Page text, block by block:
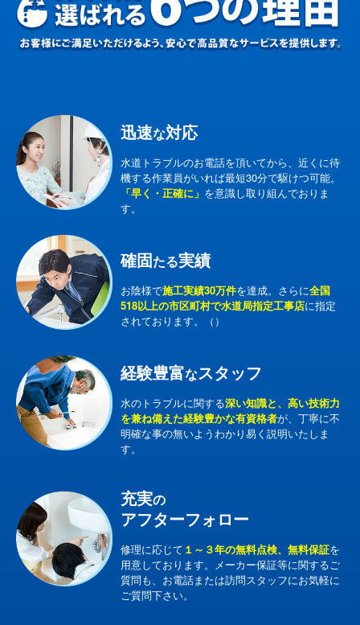
迅速な対応
水道トラブルのお電話を頂いてから、近くに待
機する作業員がいれば最短30分で駆けつ可能。
「早く・正確に」 を意識し取り組んでおりま
す。
確固たる実績
お陰様で施工実績30万件を達成。さらに全国
518以上の市区町村で水道局指定工事店に指定
されております。（）
経験豊富なスタッフ
水のトラブルに関する深い知識と、高い技術力
を兼ね備えた経験豊かな有資格者が、丁寧に不
明確な事の無いようわかり易く説明いたしま
す。
充実の
アフターフォロー
修理に応じて １～３年の無料点検、無料保証を
用意しております。メーカー保証等に関するご
質問も、お電話または訪問スタッフにお気軽に
ご質問下さい。